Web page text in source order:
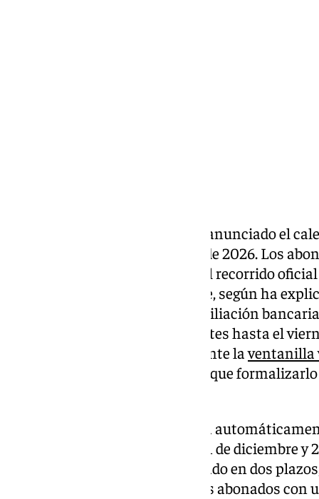
La Agrupación de Cofradías ha anunciado el
de la Semana Santa de Málaga de 2026. Los
presenciar las procesiones en el recorrido
el próximo martes 14 de octubre, según ha
aunque los abonados sin domiciliación
sus sillas desde ese mismo martes hasta el
gestión la deberán hacer mediante laventanilla
Agrupación, cuyo pago tendrán que
El abono domiciliado se cobrará
plazos los días 3 de noviembre, 1 de diciembre
aquellos que lo tienen fraccionado en dos
2 de enero del próximo año, y los abonados con